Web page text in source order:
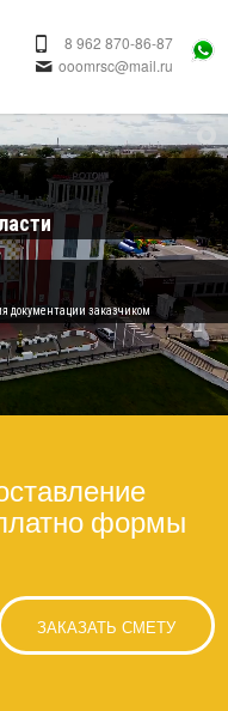
8 962 870-86-87
ooomrsc@mail.ru
документации заказчиком
формы
ЗАКАЗАТЬ СМЕТУ